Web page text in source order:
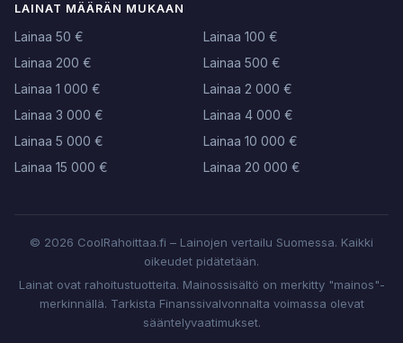
LAINAT MÄÄRÄN MUKAAN
Lainaa 50 €
Lainaa 100 €
Lainaa 200 €
Lainaa 500 €
Lainaa 1 000 €
Lainaa 2 000 €
Lainaa 3 000 €
Lainaa 4 000 €
Lainaa 5 000 €
Lainaa 10 000 €
Lainaa 15 000 €
Lainaa 20 000 €
© 2026 CoolRahoittaa.fi – Lainojen vertailu Suomessa. Kaikki
oikeudet pidätetään.
Lainat ovat rahoitustuotteita. Mainossisältö on merkitty "mainos"-
merkinnällä. Tarkista Finanssivalvonnalta voimassa olevat
sääntelyvaatimukset.